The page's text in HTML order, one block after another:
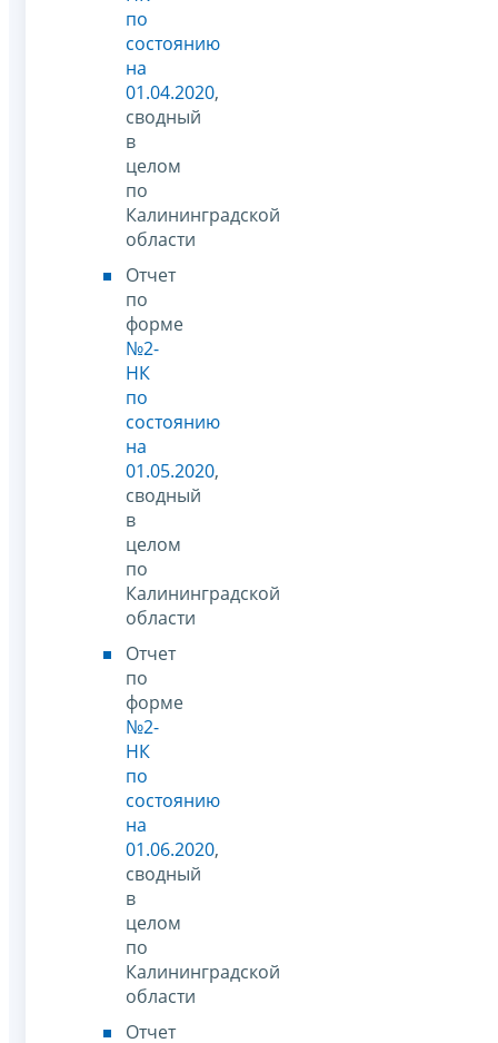
по
состоянию
на
01.04.2020,
сводный
в
целом
по
Калининградской
области
Отчет
по
форме
№2-
НК
по
состоянию
на
01.05.2020,
сводный
в
целом
по
Калининградской
области
Отчет
по
форме
№2-
НК
по
состоянию
на
01.06.2020,
сводный
в
целом
по
Калининградской
области
Отчет